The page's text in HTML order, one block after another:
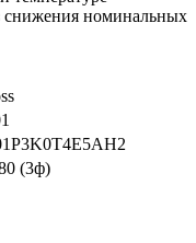
снижения номинальных
(3ф)